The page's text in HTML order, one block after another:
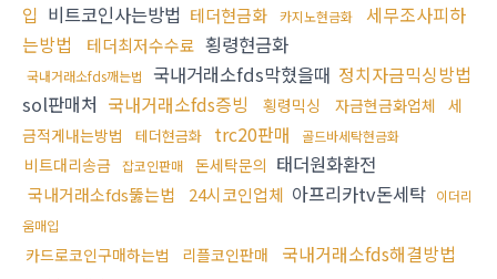
입 비트코인사는방법 테더현금화 카지노현금화
세무조사피하
는방법
테더최저수수료 횡령현금화
국내거래소fds깨는법 국내거래소fds막혔을때 정치자금믹싱방법
sol판매처 국내거래소fds증빙 횡령믹싱 자금현금화업체
세
금적게내는방법
테더현금화 trc20판매 골드바세탁현금화
비트대리송금 잡코인판매 돈세탁문의 태더원화환전
국내거래소fds뚫는법 24시코인업체 아프리카tv돈세탁 이더리
움매입
카드로코인구매하는법 리플코인판매 국내거래소fds해결방법